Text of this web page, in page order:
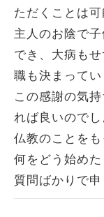
ただくことは可
主人のお陰で
でき、大病も
職も決まってい
この感謝の気
れば良いのでし
仏教のことをも
何をどう始めた
質問ばかりで申